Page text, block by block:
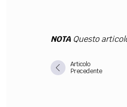
NOTAQuesto
Articolo
Precedente